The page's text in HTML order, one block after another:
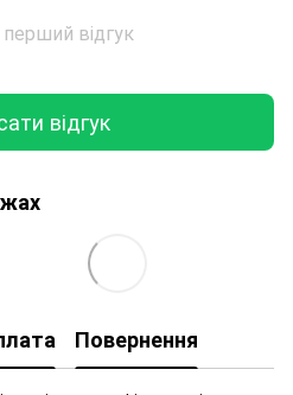
відгук
відгук
Повернення